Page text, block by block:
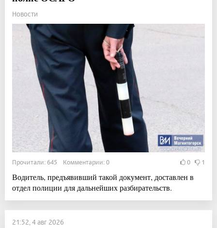
Новости
Прочитали: 645 Комментарии: 0 0 1
Водитель, предъявивший такой документ, доставлен в
отдел полиции для дальнейших разбирательств.
21:52, 4 авг 2026